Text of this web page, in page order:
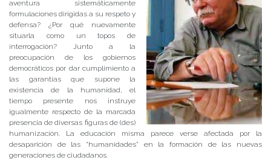
aventura sistemáticamente
formulaciones dirigidas a su respeto y
defensa? ¿Por qué nuevamente
situarla como un topos de
interrogación? Junto a la
preocupación de los gobiernos
democráticos por dar cumplimiento a
las garantías que supone la
existencia de la humanidad, el
tiempo presente nos instruye
igualmente respecto de la marcada
presencia de diversas figuras de (des)
humanización. La educación misma parece verse afectada por la
desaparición de las “humanidades” en la formación de las nuevas
generaciones de ciudadanos.